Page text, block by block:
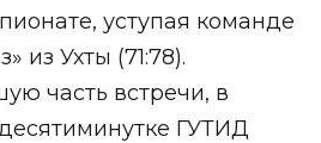
уступая команде
из Ухты (71:78).
часть встречи, в
ГУТИД